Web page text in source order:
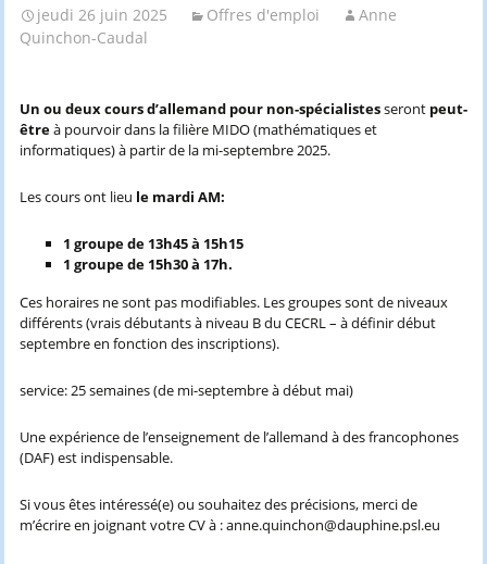
jeudi 26 juin 2025 Offres d'emploi
Anne
Quinchon-Caudal
Un ou deux cours d’allemand pour non-spécialistesseront peut-
êtreà pourvoir dans la filière MIDO (mathématiques et
informatiques) à partir de la mi-septembre 2025.
Les cours ont lieu le mardi AM:
1 groupe de 13h45 à 15h15
1 groupe de 15h30 à 17h.
Ces horaires ne sont pas modifiables. Les groupes sont de niveaux
différents (vrais débutants à niveau B du CECRL – à définir début
septembre en fonction des inscriptions).
service: 25 semaines (de mi-septembre à début mai)
Une expérience de l’enseignement de l’allemand à des francophones
(DAF) est indispensable.
Si vous êtes intéressé(e) ou souhaitez des précisions, merci de
m’écrire en joignant votre CV à : anne.quinchon@dauphine.psl.eu